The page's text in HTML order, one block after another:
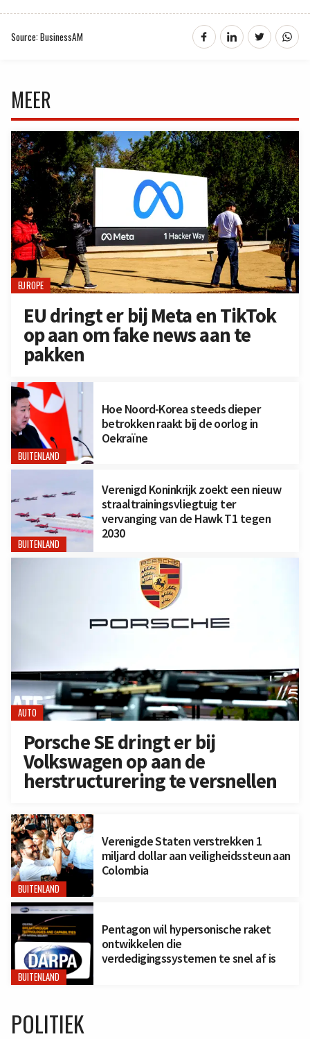
Source: BusinessAM
MEER
EUROPE
EU dringt er bij Meta en TikTok
op aan om fake news aan te
pakken
BUITENLAND
Hoe Noord-Korea steeds dieper
betrokken raakt bij de oorlog in
Oekraïne
BUITENLAND
Verenigd Koninkrijk zoekt een nieuw
straaltrainingsvliegtuig ter
vervanging van de Hawk T1 tegen
2030
AUTO
Porsche SE dringt er bij
Volkswagen op aan de
herstructurering te versnellen
BUITENLAND
Verenigde Staten verstrekken 1
miljard dollar aan veiligheidssteun aan
Colombia
BUITENLAND
Pentagon wil hypersonische raket
ontwikkelen die
verdedigingssystemen te snel af is
POLITIEK